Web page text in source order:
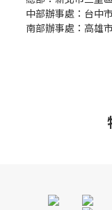
中部辦事處：台中
南部辦事處：高雄